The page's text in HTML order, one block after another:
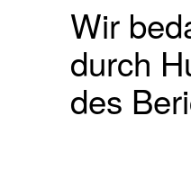
Wir
durch
des